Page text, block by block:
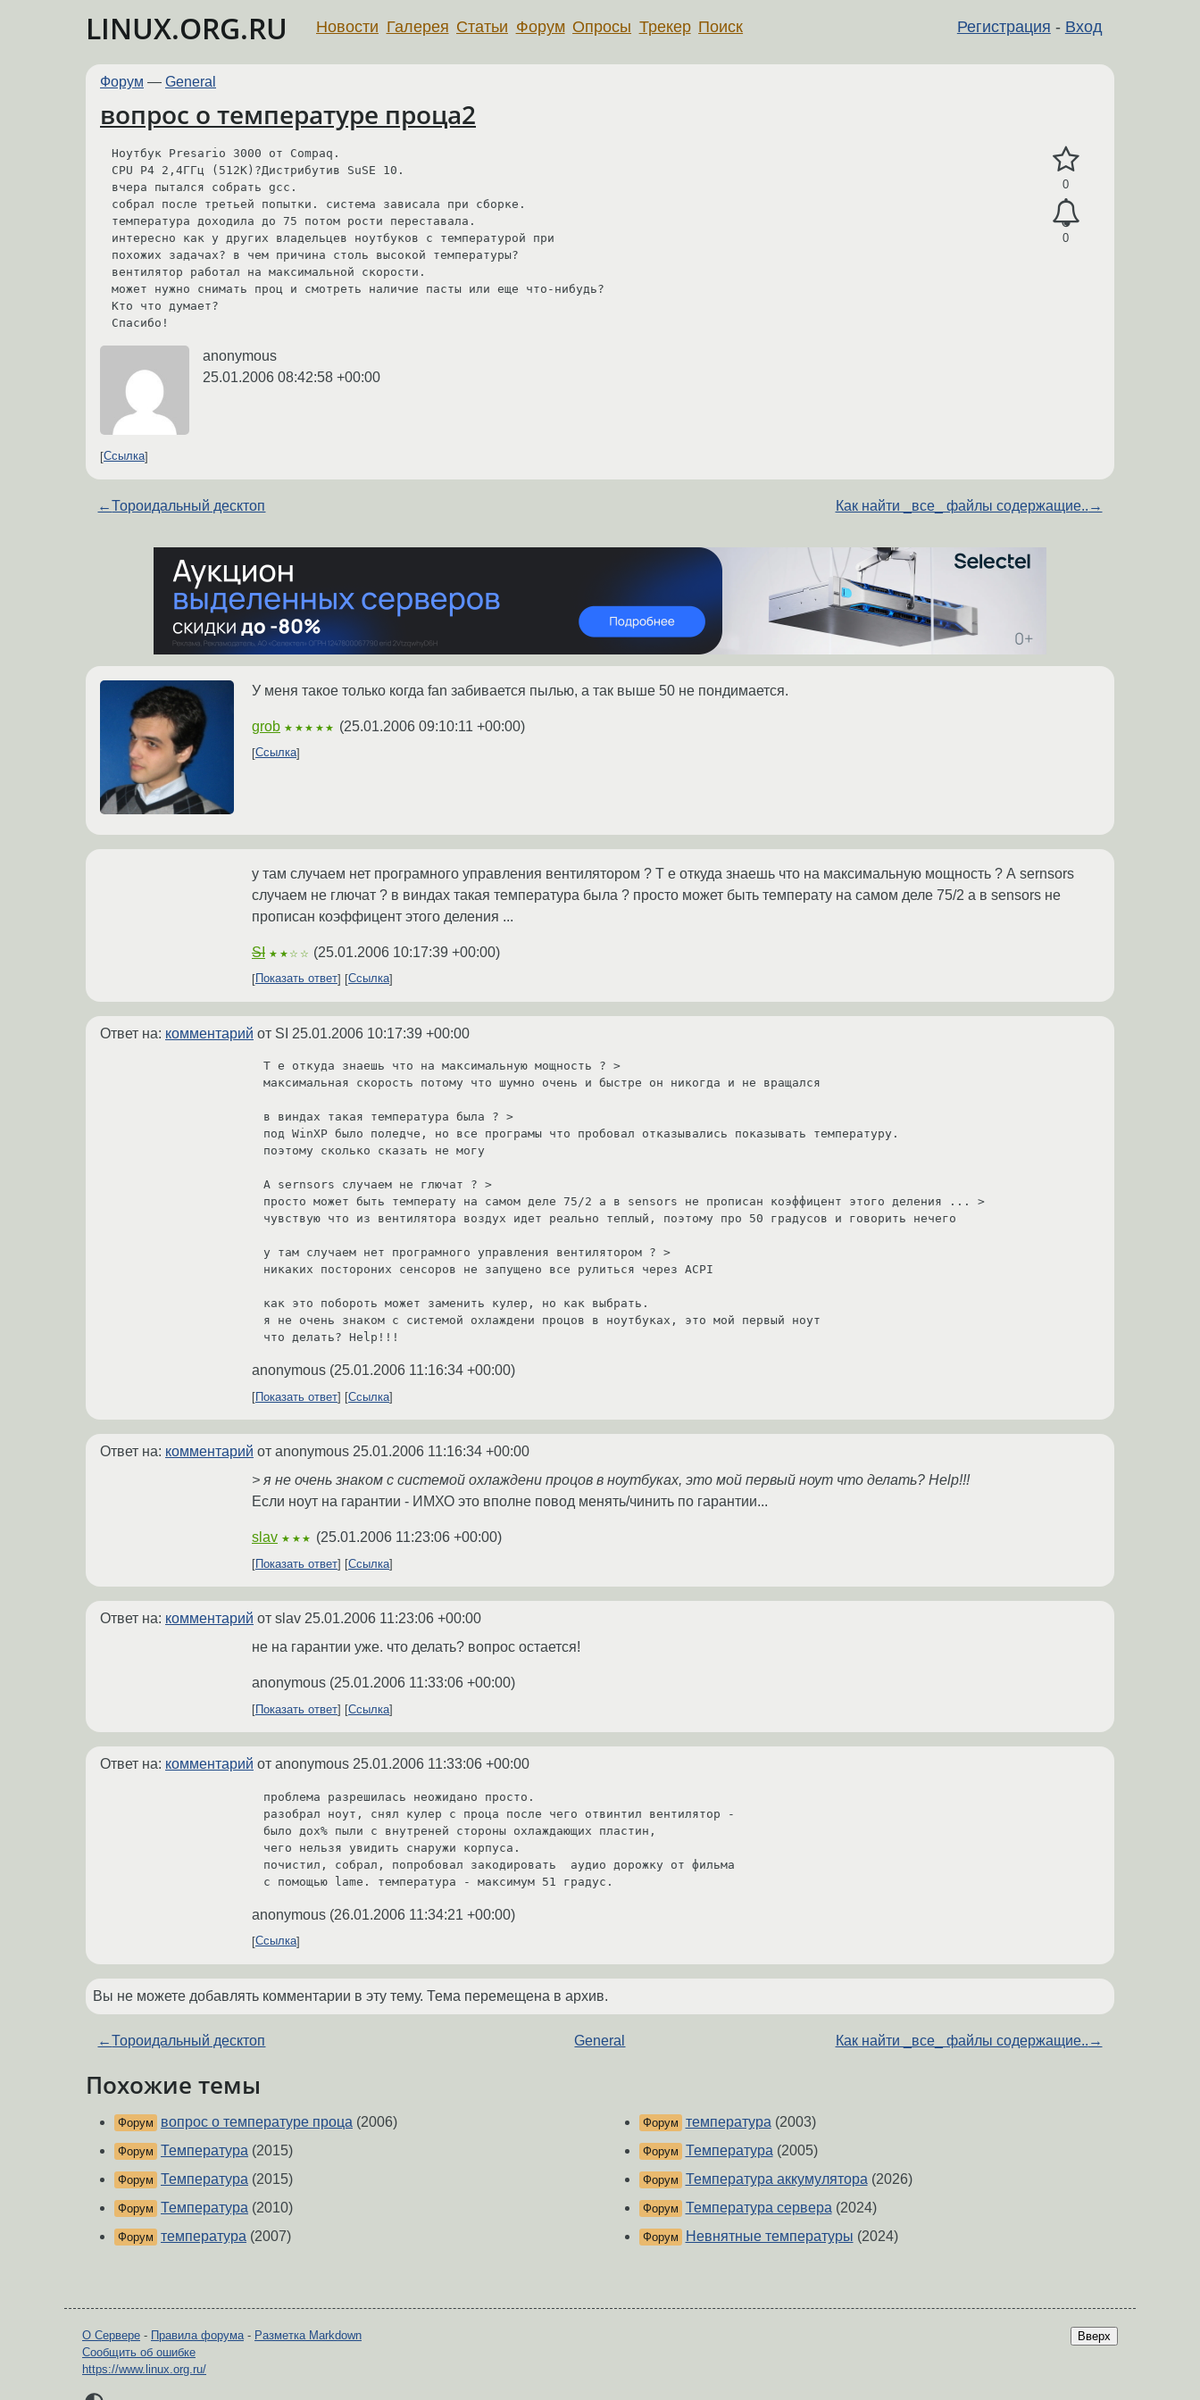
LINUX.ORG.RU Регистрация - Вход
Новости Галерея Статьи Форум Опросы Трекер Поиск
Форум — General
вопрос о температуре проца2
0
0
Ноутбук Presario 3000 от Compaq.
CPU P4 2,4ГГц (512К)?Дистрибутив SuSE 10.
вчера пытался собрать gcc.
собрал после третьей попытки. система зависала при сборке.
температура доходила до 75 потом рости переставала.
интересно как у других владельцев ноутбуков с температурой при
похожих задачах? в чем причина столь высокой температуры?
вентилятор работал на максимальной скорости.
может нужно снимать проц и смотреть наличие пасты или еще что-нибудь?
Кто что думает?
Спасибо!
anonymous
25.01.2006 08:42:58 +00:00
Ссылка
←Тороидальный десктоп Как найти _все_ файлы содержащие.. →
У меня такое только когда fan забивается пылью, а так выше 50 не пондимается.
grob ★★★★★ (25.01.2006 09:10:11 +00:00)
Ссылка
у там случаем нет програмного управления вентилятором ? Т е откуда знаешь что на максимальную мощность ? А sernsors
случаем не глючат ? в виндах такая температура была ? просто может быть температу на самом деле 75/2 а в sensors не
прописан коэффицент этого деления ...
SI ★★☆☆ (25.01.2006 10:17:39 +00:00)
Показать ответ Ссылка
Ответ на: комментарий от SI 25.01.2006 10:17:39 +00:00
Т е откуда знаешь что на максимальную мощность ? >
максимальная скорость потому что шумно очень и быстре он никогда и не вращался
в виндах такая температура была ? >
под WinXP было поледче, но все програмы что пробовал отказывались показывать температуру.
поэтому сколько сказать не могу
А sernsors случаем не глючат ? >
просто может быть температу на самом деле 75/2 а в sensors не прописан коэффицент этого деления ... >
чувствую что из вентилятора воздух идет реально теплый, поэтому про 50 градусов и говорить нечего
у там случаем нет програмного управления вентилятором ? >
никаких постороних сенсоров не запущено все рулиться через ACPI
как это побороть может заменить кулер, но как выбрать.
я не очень знаком с системой охлаждени процов в ноутбуках, это мой первый ноут
что делать? Help!!!
anonymous (25.01.2006 11:16:34 +00:00)
Показать ответ Ссылка
Ответ на: комментарий от anonymous 25.01.2006 11:16:34 +00:00
> я не очень знаком с системой охлаждени процов в ноутбуках, это мой первый ноут что делать? Help!!!
Если ноут на гарантии - ИМХО это вполне повод менять/чинить по гарантии...
slav ★★★ (25.01.2006 11:23:06 +00:00)
Показать ответ Ссылка
Ответ на: комментарий от slav 25.01.2006 11:23:06 +00:00
не на гарантии уже. что делать? вопрос остается!
anonymous (25.01.2006 11:33:06 +00:00)
Показать ответ Ссылка
Ответ на: комментарий от anonymous 25.01.2006 11:33:06 +00:00
проблема разрешилась неожидано просто.
разобрал ноут, снял кулер с проца после чего отвинтил вентилятор -
было дох% пыли с внутреней стороны охлаждающих пластин,
чего нельзя увидить снаружи корпуса.
почистил, собрал, попробовал закодировать  аудио дорожку от фильма
с помощью lame. температура - максимум 51 градус.
anonymous (26.01.2006 11:34:21 +00:00)
Ссылка
Вы не можете добавлять комментарии в эту тему. Тема перемещена в архив.
←Тороидальный десктоп General Как найти _все_ файлы содержащие.. →
Похожие темы
Форум вопрос о температуре проца (2006)
Форум Температура (2015)
Форум Температура (2015)
Форум Температура (2010)
Форум температура (2007)
Форум температура(2003)
Форум Температура(2005)
Форум Температура аккумулятора(2026)
Форум Температура сервера(2024)
Форум Невнятные температуры (2024)
Вверх
О Сервере - Правила форума- Разметка Markdown
Сообщить об ошибке
https://www.linux.org.ru/